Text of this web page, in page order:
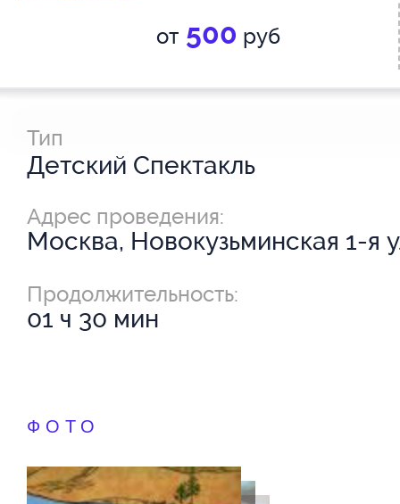
от 500 руб
Тип
Детский Спектакль
Адрес проведения:
Москва, Новокузьминская 1-я
Продолжительность:
01 ч 30 мин
ФОТО